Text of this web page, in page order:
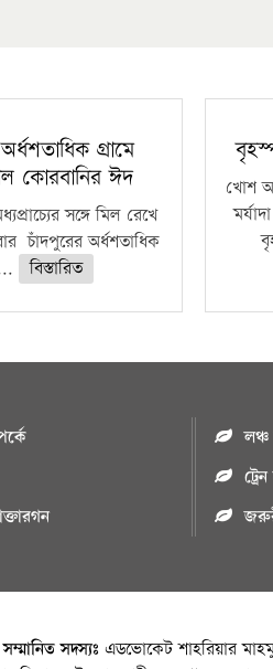
গ্রামে
কোরবানির ঈদ
সঙ্গে মিল রেখে
চাঁদপুরের অর্ধশতাধিক
বিস্তারিত
খোশ
সদস্যঃ এডভোকেট শাহরিয়ার